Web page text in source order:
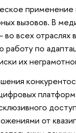
применение
вызовов. В
всех
по
их
от